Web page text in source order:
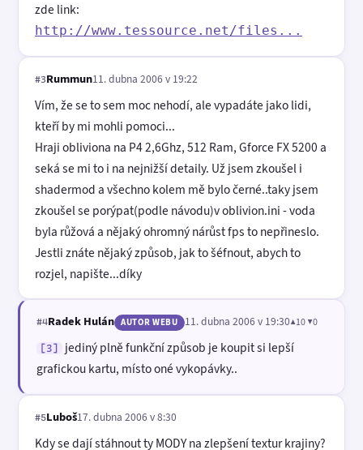
zde link:
http://www.tessource.net/files...
#3Rummun11. dubna 2006 v 19:22
Vím, že se to sem moc nehodí, ale vypadáte jako lidi,
kteří by mi mohli pomoci...
Hraji obliviona na P4 2,6Ghz, 512 Ram, Gforce FX 5200 a
seká se mi to i na nejnižší detaily. Už jsem zkoušel i
shadermod a všechno kolem mě bylo černé..taky jsem
zkoušel se porýpat(podle návodu)v oblivion.ini - voda
byla růžová a nějaký ohromný nárůst fps to nepřineslo.
Jestli znáte nějaký způsob, jak to šéfnout, abych to
rozjel, napište...díky
#4Radek Hulán AUTOR WEBU 11. dubna 2006 v 19:30▲10 ▼0
[3]
jediný plně funkční způsob je koupit si lepší
grafickou kartu, místo oné vykopávky..
#5Luboš17. dubna 2006 v 8:30
Kdy se dají stáhnout ty MODY na zlepšení textur krajiny?